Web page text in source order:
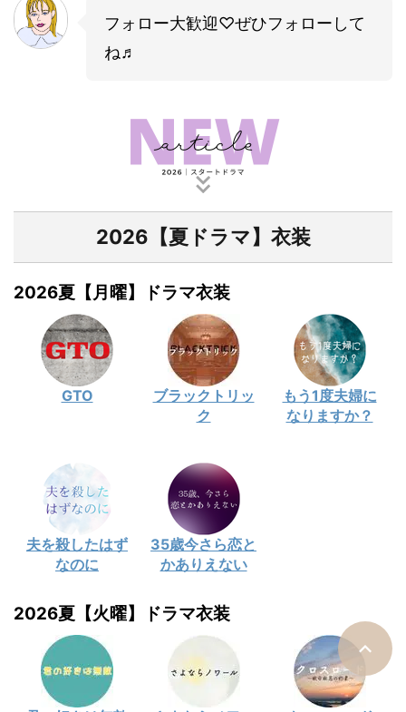
フォロー大歓迎♡ぜひフォローして
ね♬
2026【夏ドラマ】衣装
2026夏【月曜】ドラマ衣装
GTO
ブラックトリッ
ク
もう1度夫婦に
なりますか？
夫を殺したはず
なのに
35歳今さら恋と
かありえない
2026夏【火曜】ドラマ衣装